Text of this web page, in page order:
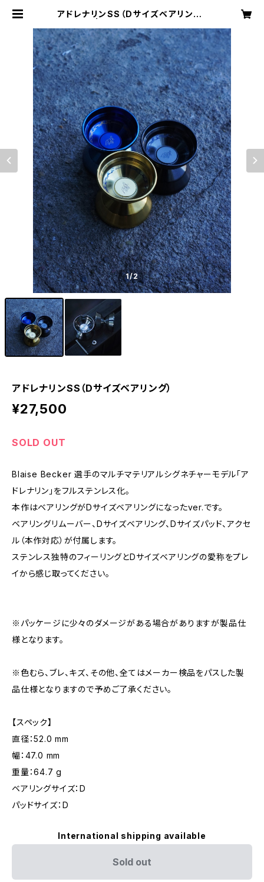
アドレナリンSS（Dサイズベアリング）
1/2
アドレナリンSS（Dサイズベアリング）
¥27,500
SOLD OUT
Blaise Becker 選手のマルチマテリアルシグネチャーモデル「ア
ドレナリン」をフルステンレス化。
本作はベアリングがDサイズベアリングになったver.です。
ベアリングリムーバー、Dサイズベアリング、Dサイズパッド、アクセ
ル（本作対応）が付属します。
ステンレス独特のフィーリングとDサイズベアリングの愛称をプレ
イから感じ取ってください。
※パッケージに少々のダメージがある場合がありますが製品仕
様となります。
※色むら、ブレ、キズ、その他、全てはメーカー検品をパスした製
品仕様となりますので予めご了承ください。
【スペック】
直径：52.0 mm
幅：47.0 mm
重量：64.7 g
ベアリングサイズ：D
パッドサイズ：D
International shipping available
Sold out